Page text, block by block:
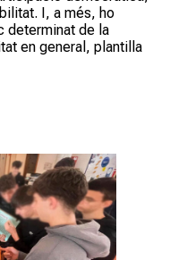
I, a més, ho
determinat de la
en general, plantilla